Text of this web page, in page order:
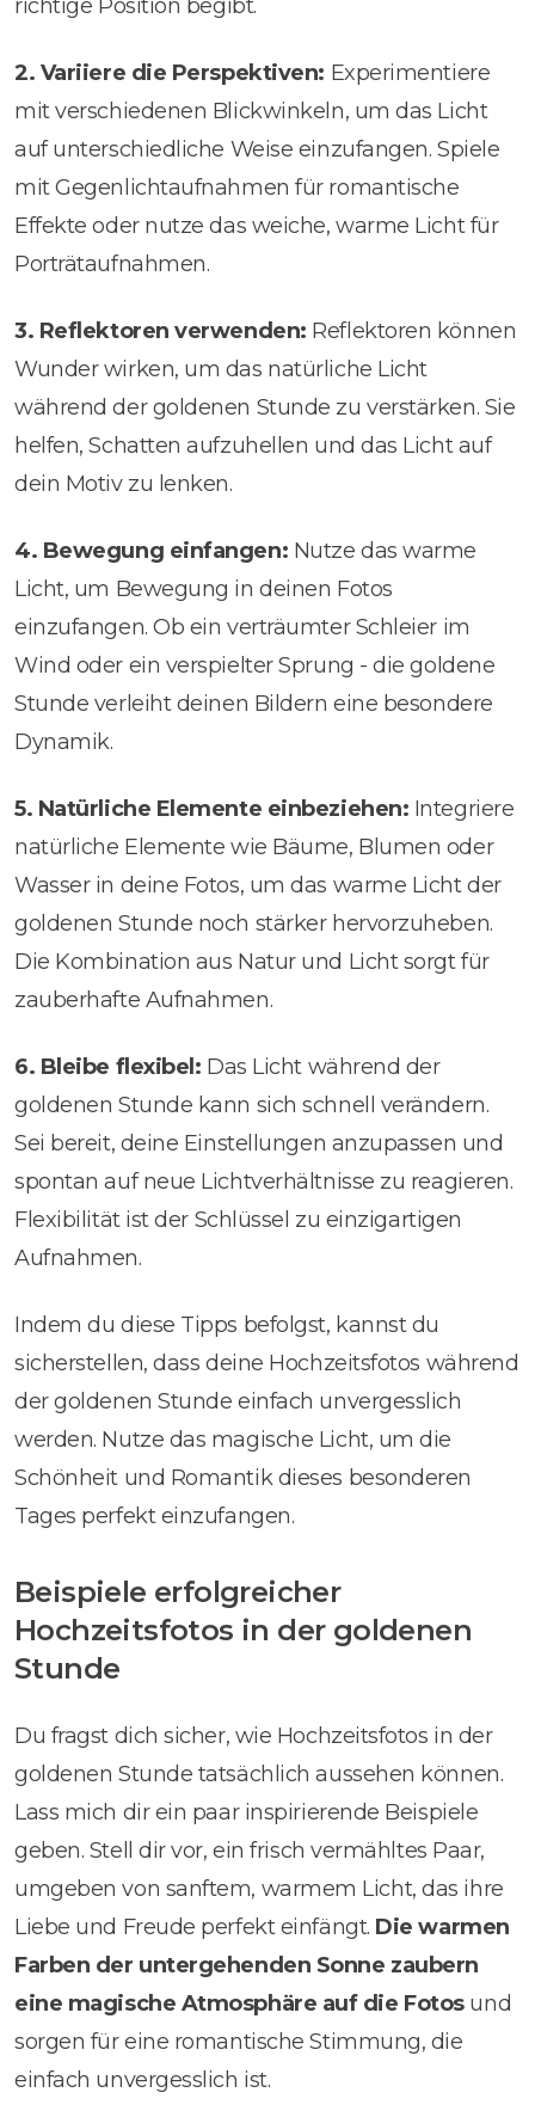
richtige Position begibt.
2. Variiere die Perspektiven: Experimentiere
mit verschiedenen Blickwinkeln, um das Licht
auf unterschiedliche Weise einzufangen. Spiele
mit Gegenlichtaufnahmen für romantische
Effekte oder nutze das weiche, warme Licht für
Porträtaufnahmen.
3. Reflektoren verwenden: Reflektoren können
Wunder wirken, um das natürliche Licht
während der goldenen Stunde zu verstärken. Sie
helfen, Schatten aufzuhellen und das Licht auf
dein Motiv zu lenken.
4. Bewegung einfangen: Nutze das warme
Licht, um Bewegung in deinen Fotos
einzufangen. Ob ein verträumter Schleier im
Wind oder ein verspielter Sprung - die goldene
Stunde verleiht deinen Bildern eine besondere
Dynamik.
5. Natürliche Elemente einbeziehen: Integriere
natürliche Elemente wie Bäume, Blumen oder
Wasser in deine Fotos, um das warme Licht der
goldenen Stunde noch stärker hervorzuheben.
Die Kombination aus Natur und Licht sorgt für
zauberhafte Aufnahmen.
6. Bleibe flexibel: Das Licht während der
goldenen Stunde kann sich schnell verändern.
Sei bereit, deine Einstellungen anzupassen und
spontan auf neue Lichtverhältnisse zu reagieren.
Flexibilität ist der Schlüssel zu einzigartigen
Aufnahmen.
Indem du diese Tipps befolgst, kannst du
sicherstellen, dass deine Hochzeitsfotos während
der goldenen Stunde einfach unvergesslich
werden. Nutze das magische Licht, um die
Schönheit und Romantik dieses besonderen
Tages perfekt einzufangen.
Beispiele erfolgreicher
Hochzeitsfotos in der goldenen
Stunde
Du fragst dich sicher, wie Hochzeitsfotos in der
goldenen Stunde tatsächlich aussehen können.
Lass mich dir ein paar inspirierende Beispiele
geben. Stell dir vor, ein frisch vermähltes Paar,
umgeben von sanftem, warmem Licht, das ihre
Liebe und Freude perfekt einfängt. Die warmen
Farben der untergehenden Sonne zaubern
eine magische Atmosphäre auf die Fotosund
sorgen für eine romantische Stimmung, die
einfach unvergesslich ist.